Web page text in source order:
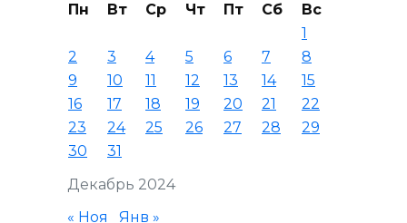
Декабрь 2024
Пн Вт Ср Чт Пт Сб
Вс
1
2
3 4 5 6 7
8
9
10 11 12 13 14
15
16
17 18 19 20 21
22
23
24 25 26 27 28
29
30
31
« Ноя Янв »